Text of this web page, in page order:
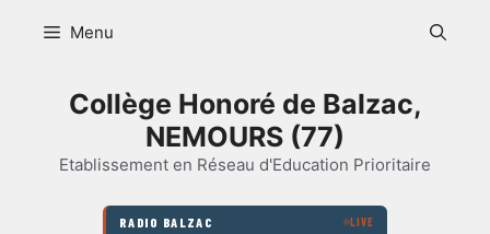
Menu
Collège Honoré de Balzac,
NEMOURS (77)
Etablissement en Réseau d'Education Prioritaire